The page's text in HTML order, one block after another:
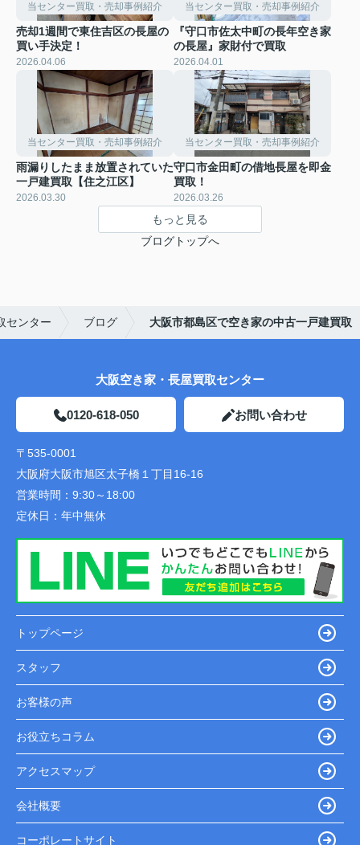
当センター買取・売却事例紹介
売却1週間で東住吉区の長屋の
買い手決定！
2026.04.06
当センター買取・売却事例紹介
『守口市佐太中町の長年空き家
の長屋』家財付で買取
2026.04.01
当センター買取・売却事例紹介
雨漏りしたまま放置されていた
一戸建買取【住之江区】
2026.03.30
当センター買取・売却事例紹介
守口市金田町の借地長屋を即金
買取！
2026.03.26
もっと見る
ブログトップへ
センター ブログ 大阪市都島区で空き家の中古一戸建買取
大阪空き家・長屋買取センター
0120-618-050 お問い合わせ
〒535-0001
大阪府大阪市旭区太子橋１丁目16-16
営業時間： 9:30～18:00
定休日： 年中無休
トップページ
スタッフ
お客様の声
お役立ちコラム
アクセスマップ
会社概要
コーポレートサイト